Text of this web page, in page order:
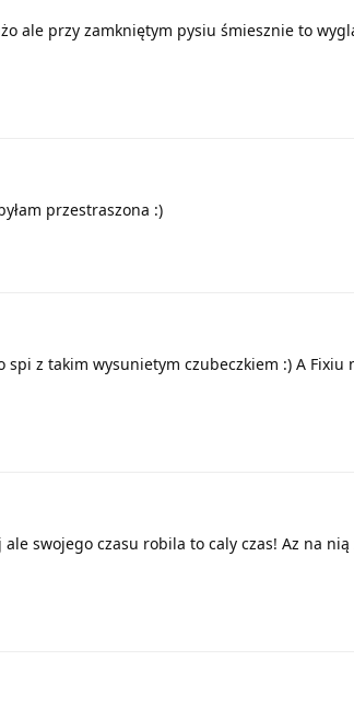
ale przy zamkniętym pysiu śmiesznie to
przestraszona :)
z takim wysunietym czubeczkiem :) A Fixiu
swojego czasu robila to caly czas! Az na nią